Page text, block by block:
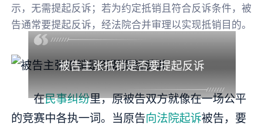
示，无需提起反诉；若为约定抵销且符合反诉条件，被
告通常要提起反诉，经法院合并审理以实现抵销目的。
被告主张抵销是否要提起反诉
在民事纠纷里，原被告双方就像在一场公平
的竞赛中各执一词。当原告向法院起诉被告，要